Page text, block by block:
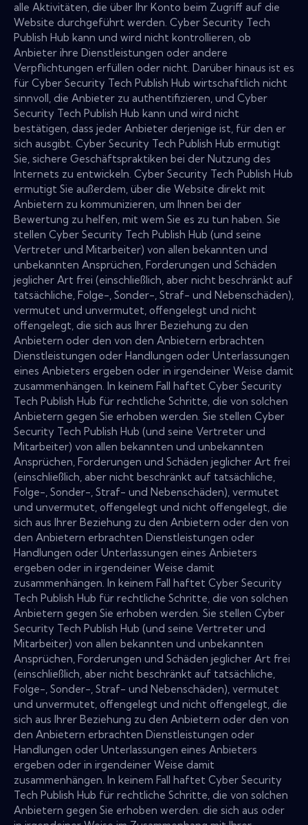
alle Aktivitäten, die über Ihr Konto beim Zugriff auf die
Website durchgeführt werden. Cyber Security Tech
Publish Hub kann und wird nicht kontrollieren, ob
Anbieter ihre Dienstleistungen oder andere
Verpflichtungen erfüllen oder nicht. Darüber hinaus ist es
für Cyber Security Tech Publish Hub wirtschaftlich nicht
sinnvoll, die Anbieter zu authentifizieren, und Cyber
Security Tech Publish Hub kann und wird nicht
bestätigen, dass jeder Anbieter derjenige ist, für den er
sich ausgibt. Cyber Security Tech Publish Hub ermutigt
Sie, sichere Geschäftspraktiken bei der Nutzung des
Internets zu entwickeln. Cyber Security Tech Publish Hub
ermutigt Sie außerdem, über die Website direkt mit
Anbietern zu kommunizieren, um Ihnen bei der
Bewertung zu helfen, mit wem Sie es zu tun haben. Sie
stellen Cyber Security Tech Publish Hub (und seine
Vertreter und Mitarbeiter) von allen bekannten und
unbekannten Ansprüchen, Forderungen und Schäden
jeglicher Art frei (einschließlich, aber nicht beschränkt auf
tatsächliche, Folge-, Sonder-, Straf- und Nebenschäden),
vermutet und unvermutet, offengelegt und nicht
offengelegt, die sich aus Ihrer Beziehung zu den
Anbietern oder den von den Anbietern erbrachten
Dienstleistungen oder Handlungen oder Unterlassungen
eines Anbieters ergeben oder in irgendeiner Weise damit
zusammenhängen. In keinem Fall haftet Cyber Security
Tech Publish Hub für rechtliche Schritte, die von solchen
Anbietern gegen Sie erhoben werden. Sie stellen Cyber
Security Tech Publish Hub (und seine Vertreter und
Mitarbeiter) von allen bekannten und unbekannten
Ansprüchen, Forderungen und Schäden jeglicher Art frei
(einschließlich, aber nicht beschränkt auf tatsächliche,
Folge-, Sonder-, Straf- und Nebenschäden), vermutet
und unvermutet, offengelegt und nicht offengelegt, die
sich aus Ihrer Beziehung zu den Anbietern oder den von
den Anbietern erbrachten Dienstleistungen oder
Handlungen oder Unterlassungen eines Anbieters
ergeben oder in irgendeiner Weise damit
zusammenhängen. In keinem Fall haftet Cyber Security
Tech Publish Hub für rechtliche Schritte, die von solchen
Anbietern gegen Sie erhoben werden. Sie stellen Cyber
Security Tech Publish Hub (und seine Vertreter und
Mitarbeiter) von allen bekannten und unbekannten
Ansprüchen, Forderungen und Schäden jeglicher Art frei
(einschließlich, aber nicht beschränkt auf tatsächliche,
Folge-, Sonder-, Straf- und Nebenschäden), vermutet
und unvermutet, offengelegt und nicht offengelegt, die
sich aus Ihrer Beziehung zu den Anbietern oder den von
den Anbietern erbrachten Dienstleistungen oder
Handlungen oder Unterlassungen eines Anbieters
ergeben oder in irgendeiner Weise damit
zusammenhängen. In keinem Fall haftet Cyber Security
Tech Publish Hub für rechtliche Schritte, die von solchen
Anbietern gegen Sie erhoben werden. die sich aus oder